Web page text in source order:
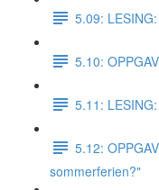
5.09:
5.10:
5.11:
5.12:
sommerferien?"